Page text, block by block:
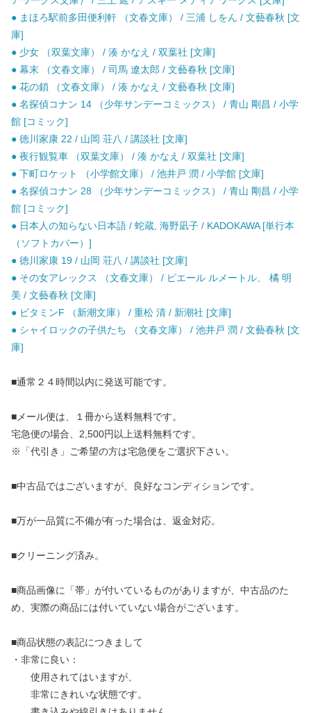
● まほろ駅前多田便利軒 （文春文庫） / 三浦 しをん / 文藝春秋 [文
庫]
● 少女 （双葉文庫） / 湊 かなえ / 双葉社 [文庫]
● 幕末 （文春文庫） / 司馬 遼太郎 / 文藝春秋 [文庫]
● 花の鎖 （文春文庫） / 湊 かなえ / 文藝春秋 [文庫]
● 名探偵コナン 14 （少年サンデーコミックス） / 青山 剛昌 / 小学
館 [コミック]
● 徳川家康 22 / 山岡 荘八 / 講談社 [文庫]
● 夜行観覧車 （双葉文庫） / 湊 かなえ / 双葉社 [文庫]
● 下町ロケット （小学館文庫） / 池井戸 潤 / 小学館 [文庫]
● 名探偵コナン 28 （少年サンデーコミックス） / 青山 剛昌 / 小学
館 [コミック]
● 日本人の知らない日本語 / 蛇蔵, 海野凪子 / KADOKAWA [単行本
（ソフトカバー）]
● 徳川家康 19 / 山岡 荘八 / 講談社 [文庫]
● その女アレックス （文春文庫） / ピエール ルメートル、 橘 明
美 / 文藝春秋 [文庫]
● ビタミンF （新潮文庫） / 重松 清 / 新潮社 [文庫]
● シャイロックの子供たち （文春文庫） / 池井戸 潤 / 文藝春秋 [文
庫]
■通常２４時間以内に発送可能です。
■メール便は、１冊から送料無料です。
宅急便の場合、2,500円以上送料無料です。
※「代引き」ご希望の方は宅急便をご選択下さい。
■中古品ではございますが、良好なコンディションです。
■万が一品質に不備が有った場合は、返金対応。
■クリーニング済み。
■商品画像に「帯」が付いているものがありますが、中古品のた
め、実際の商品には付いていない場合がございます。
■商品状態の表記につきまして
・非常に良い：
使用されてはいますが、
非常にきれいな状態です。